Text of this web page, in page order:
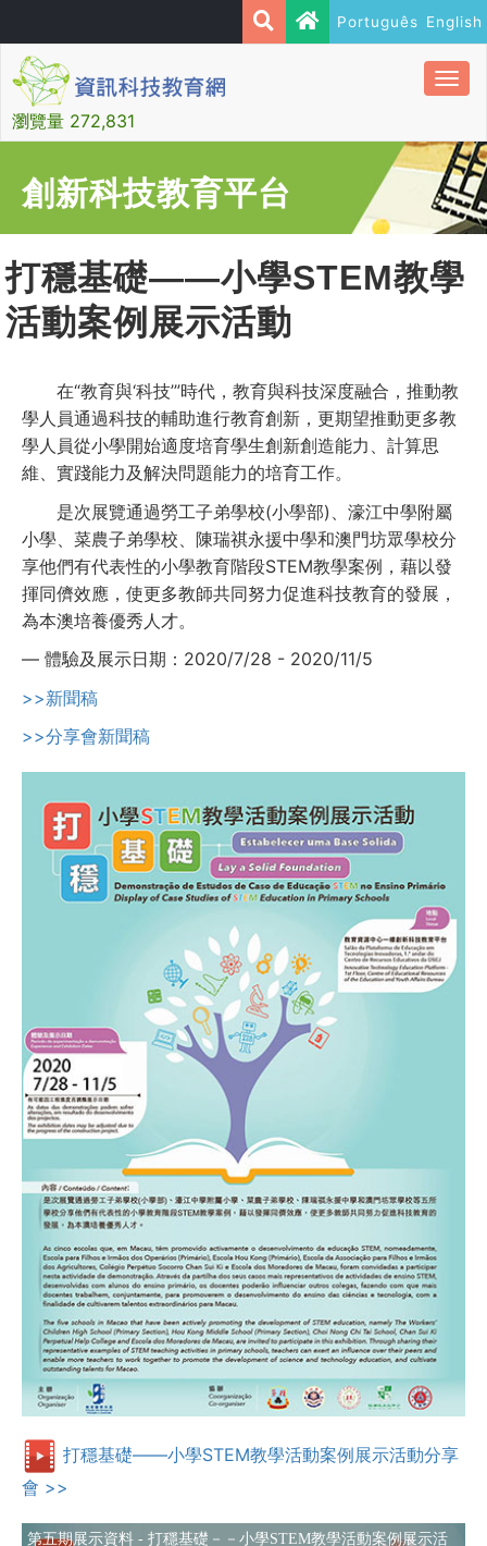
English
Português
瀏覽量 272,831
創新科技教育平台
打穩基礎——小學STEM教學
活動案例展示活動
在“教育與‘科技’”時代，教育與科技深度融合，推動教
學人員通過科技的輔助進行教育創新，更期望推動更多教
學人員從小學開始適度培育學生創新創造能力、計算思
維、實踐能力及解決問題能力的培育工作。
是次展覽通過勞工子弟學校(小學部)、濠江中學附屬
小學、菜農子弟學校、陳瑞祺永援中學和澳門坊眾學校分
享他們有代表性的小學教育階段STEM教學案例，藉以發
揮同儕效應，使更多教師共同努力促進科技教育的發展，
為本澳培養優秀人才。
— 體驗及展示日期：2020/7/28 - 2020/11/5
>>新聞稿
>>分享會新聞稿
打穩基礎——小學STEM教學活動案例展示活動分享
會 >>